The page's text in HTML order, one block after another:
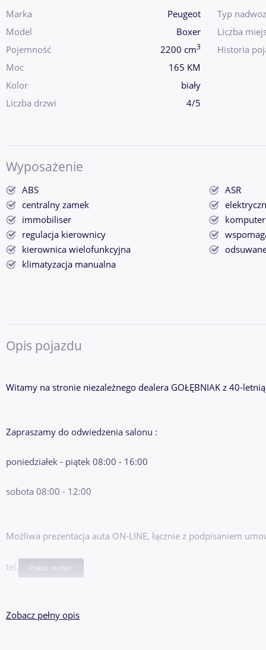
Marka
Peugeot
Model
Boxer
Pojemność
2200 cm3
Moc
165 KM
Kolor
biały
Liczba drzwi
4/5
Typ
Liczba
Historia
Wyposażenie
ABS
ASR
centralny zamek
immobiliser
komputer
regulacja kierownicy
kierownica wielofunkcyjna
klimatyzacja manualna
Opis pojazdu
Witamy na stronie niezależnego dealera GOŁĘBNIAK z 40-
Zapraszamy do odwiedzenia salonu :
poniedziałek - piątek 08:00 - 16:00
sobota 08:00 - 12:00
Możliwa prezentacja auta ON-LINE, łącznie z podpisaniem
tel. Pokaż numer
NISKI PRZEBIEG
Zobacz pełny opis